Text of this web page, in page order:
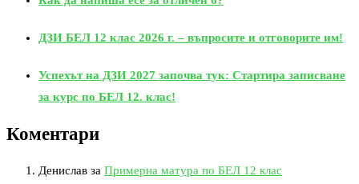
ДЗИ БЕЛ 12 клас 2026 г. – въпросите и отговорите им!
Успехът на ДЗИ 2027 започва тук: Стартира записване
за курс по БЕЛ 12. клас!
Коментари
Денислав за Примерна матура по БЕЛ 12 клас